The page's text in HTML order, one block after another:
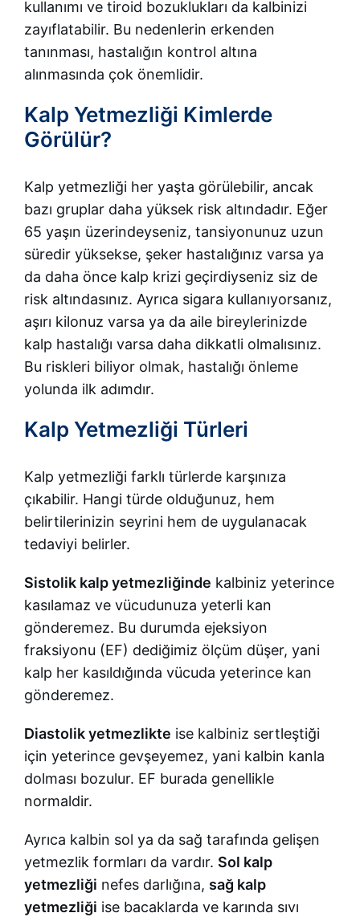
kullanımı ve tiroid bozuklukları da kalbinizi
zayıflatabilir. Bu nedenlerin erkenden
tanınması, hastalığın kontrol altına
alınmasında çok önemlidir.
Kalp Yetmezliği Kimlerde
Görülür?
Kalp yetmezliği her yaşta görülebilir, ancak
bazı gruplar daha yüksek risk altındadır. Eğer
65 yaşın üzerindeyseniz, tansiyonunuz uzun
süredir yüksekse, şeker hastalığınız varsa ya
da daha önce kalp krizi geçirdiyseniz siz de
risk altındasınız. Ayrıca sigara kullanıyorsanız,
aşırı kilonuz varsa ya da aile bireylerinizde
kalp hastalığı varsa daha dikkatli olmalısınız.
Bu riskleri biliyor olmak, hastalığı önleme
yolunda ilk adımdır.
Kalp Yetmezliği Türleri
Kalp yetmezliği farklı türlerde karşınıza
çıkabilir. Hangi türde olduğunuz, hem
belirtilerinizin seyrini hem de uygulanacak
tedaviyi belirler.
Sistolik kalp yetmezliğinde kalbiniz yeterince
kasılamaz ve vücudunuza yeterli kan
gönderemez. Bu durumda ejeksiyon
fraksiyonu (EF) dediğimiz ölçüm düşer, yani
kalp her kasıldığında vücuda yeterince kan
gönderemez.
Diastolik yetmezlikte ise kalbiniz sertleştiği
için yeterince gevşeyemez, yani kalbin kanla
dolması bozulur. EF burada genellikle
normaldir.
Ayrıca kalbin sol ya da sağ tarafında gelişen
yetmezlik formları da vardır. Sol kalp
yetmezliği nefes darlığına, sağ kalp
yetmezliği ise bacaklarda ve karında sıvı